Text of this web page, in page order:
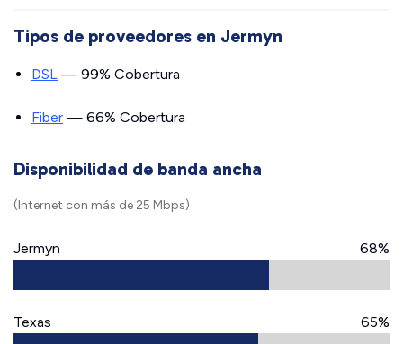
Tipos de proveedores en Jermyn
DSL — 99% Cobertura
Fiber — 66% Cobertura
Disponibilidad de banda ancha
(Internet con más de 25 Mbps)
Jermyn 68%
Texas 65%